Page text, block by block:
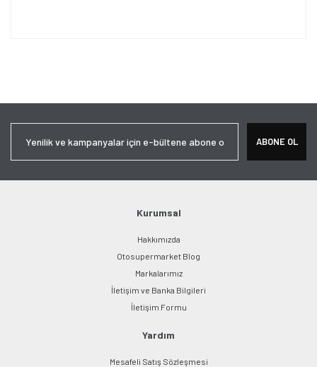
Ürün açıklamasında eksik bilgiler bulunuyor.
Bu ürüne benzer farklı alternatifler olmalı.
Gönder
ABONE OL
Kurumsal
Hakkımızda
Otosupermarket Blog
Markalarımız
İletişim ve Banka Bilgileri
İletişim Formu
Yardım
Mesafeli Satış Sözleşmesi